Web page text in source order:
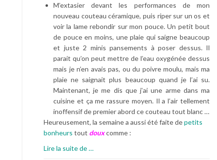
M’extasier devant les performances de mon
nouveau couteau céramique, puis riper sur un os et
voir la lame rebondir sur mon pouce. Un petit bout
de pouce en moins, une plaie qui saigne beaucoup
et juste 2 minis pansements à poser dessus. Il
parait qu’on peut mettre de l’eau oxygénée dessus
mais je n’en avais pas, ou du poivre moulu, mais ma
plaie ne saignait plus beaucoup quand je l’ai su.
Maintenant, je me dis que j’ai une arme dans ma
cuisine et ça me rassure moyen. Il a l’air tellement
inoffensif de premier abord ce couteau tout blanc …
Heureusement, la semaine a aussi été faite depetits
bonheurs tout douxcomme :
Lire la suite de…